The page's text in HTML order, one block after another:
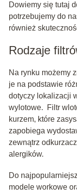
Dowiemy się tutaj
potrzebujemy do
również
Rodzaje
Na rynku możemy
je na podstawie
dotyczy lokalizacji
wylotowe. Filtr
kurzem, które
zapobiega
zewnątrz
alergików.
Do
modele workowe